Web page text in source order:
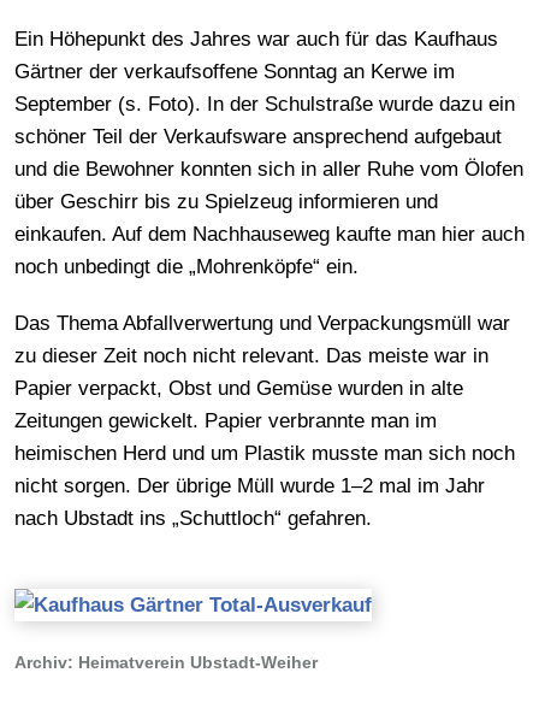
Ein Höhepunkt des Jahres war auch für das Kaufhaus
Gärtner der verkaufsoffene Sonntag an Kerwe im
September (s. Foto). In der Schulstraße wurde dazu ein
schöner Teil der Verkaufsware ansprechend aufgebaut
und die Bewohner konnten sich in aller Ruhe vom Ölofen
über Geschirr bis zu Spielzeug informieren und
einkaufen. Auf dem Nachhauseweg kaufte man hier auch
noch unbedingt die „Mohrenköpfe“ ein.
Das Thema Abfallverwertung und Verpackungsmüll war
zu dieser Zeit noch nicht relevant. Das meiste war in
Papier verpackt, Obst und Gemüse wurden in alte
Zeitungen gewickelt. Papier verbrannte man im
heimischen Herd und um Plastik musste man sich noch
nicht sorgen. Der übrige Müll wurde 1–2 mal im Jahr
nach Ubstadt ins „Schuttloch“ gefahren.
Archiv: Heimatverein Ubstadt-Weiher